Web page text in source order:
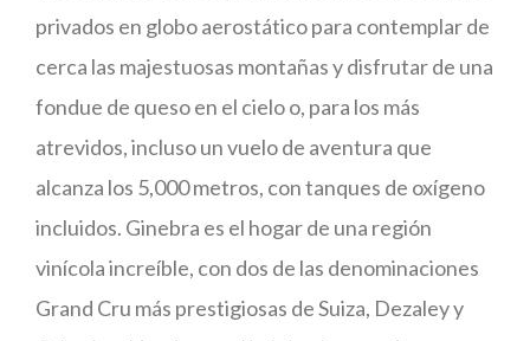
privados en globo aerostático para contemplar de
cerca las majestuosas montañas y disfrutar de una
fondue de queso en el cielo o, para los más
atrevidos, incluso un vuelo de aventura que
alcanza los 5,000 metros, con tanques de oxígeno
incluidos. Ginebra es el hogar de una región
vinícola increíble, con dos de las denominaciones
Grand Cru más prestigiosas de Suiza, Dezaley y